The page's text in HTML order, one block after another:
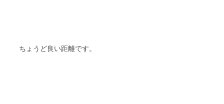
ちょうど良い距離です。